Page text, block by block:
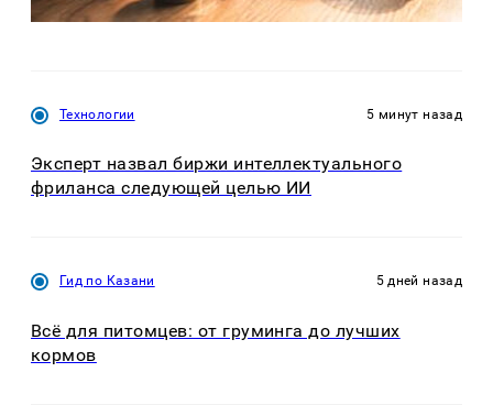
Технологии 5 минут назад
Эксперт назвал биржи интеллектуального
фриланса следующей целью ИИ
Гид по Казани 5 дней назад
Всё для питомцев: от груминга до лучших
кормов